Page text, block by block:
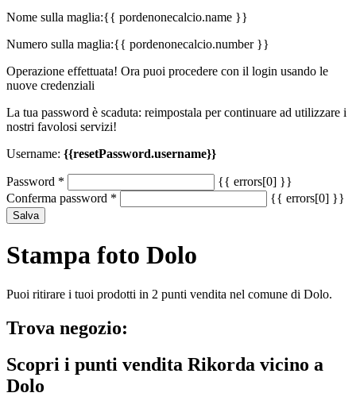
Nome sulla maglia:{{ pordenonecalcio.name }}
Numero sulla maglia:{{ pordenonecalcio.number }}
Operazione effettuata! Ora puoi procedere con il login usando le
nuove credenziali
La tua password è scaduta: reimpostala per continuare ad utilizzare i
nostri favolosi servizi!
Username: {{resetPassword.username}}
Password *
{{ errors[0] }}
Conferma password * {{ errors[0] }}
Salva
Stampa foto Dolo
Puoi ritirare i tuoi prodotti in 2 punti vendita nel comune di Dolo.
Trova negozio:
Scopri i punti vendita Rikorda vicino a
Dolo